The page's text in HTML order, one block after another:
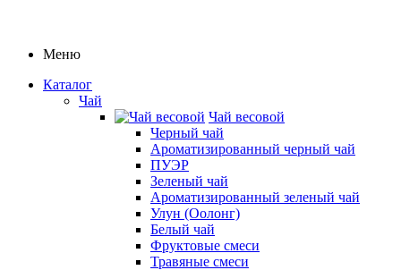
Меню
Каталог
Чай
Чай весовой
Черный чай
Ароматизированный черный чай
ПУЭР
Зеленый чай
Ароматизированный зеленый чай
Улун (Оолонг)
Белый чай
Фруктовые смеси
Травяные смеси